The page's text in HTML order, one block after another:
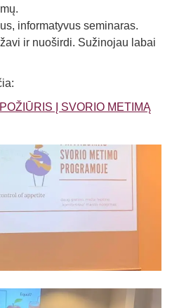
informatyvus seminaras.
ir nuoširdi. Sužinojau labai
Į SVORIO METIMĄ